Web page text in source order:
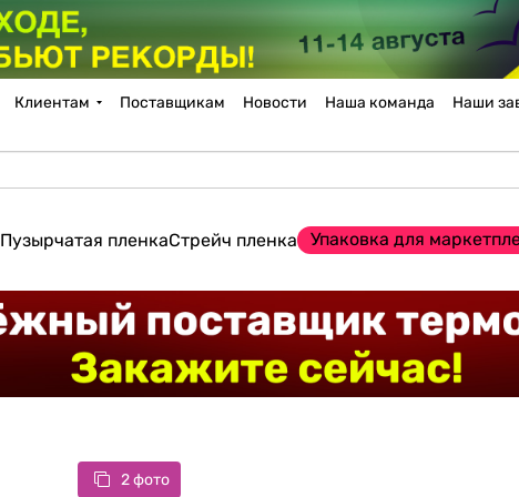
Клиентам Поставщикам Новости Наша команда Наши
Пузырчатая пленкаСтрейч пленка Упаковка для
2 фото